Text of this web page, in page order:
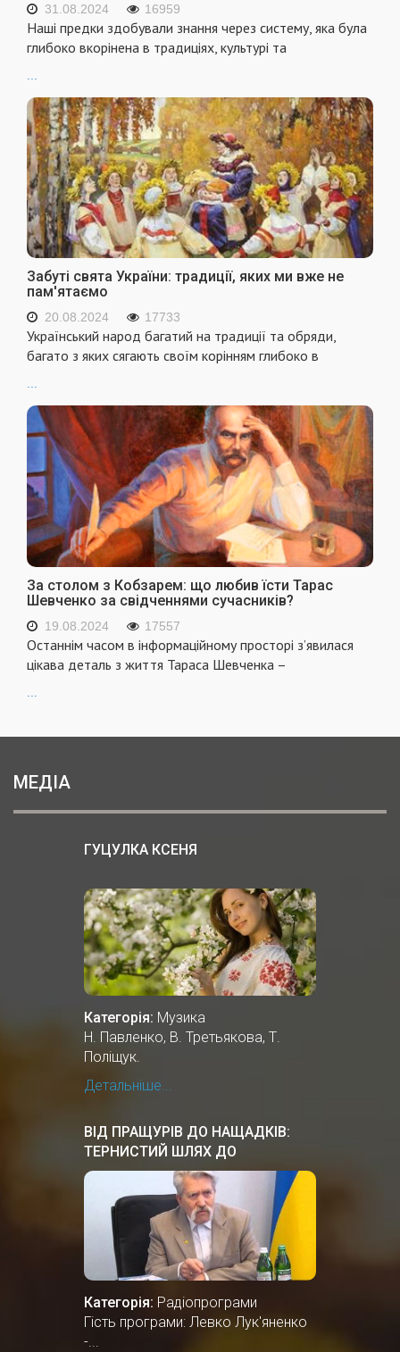
31.08.2024 16959
Наші предки здобували знання через систему, яка була
глибоко вкорінена в традиціях, культурі та
Забуті свята України: традиції, яких ми вже не
пам'ятаємо
20.08.2024 17733
Український народ багатий на традиції та обряди,
багато з яких сягають своїм корінням глибоко в
...
За столом з Кобзарем: що любив їсти Тарас
Шевченко за свідченнями сучасників?
19.08.2024 17557
Останнім часом в інформаційному просторі з’явилася
цікава деталь з життя Тараса Шевченка –
МЕДІА
ГУЦУЛКА КСЕНЯ
Категорія: Музика
Н. Павленко, В. Третьякова, Т.
Поліщук.
Детальніше...
ВІД ПРАЩУРІВ ДО НАЩАДКІВ:
ТЕРНИСТИЙ ШЛЯХ ДО
НЕЗАЛЕЖНОСТІ
Категорія: Радіопрограми
Гість програми: Левко Лук'яненко
-...